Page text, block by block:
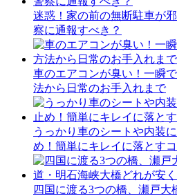
迷惑！家の前の無断駐車が
察に通報すべき？
車のエアコンが臭い！一瞬
法から日常のお手入れまで
うっかり車のシートや内装
め！簡単にキレイに落とす
四国に渡る3つの橋、瀬戸大